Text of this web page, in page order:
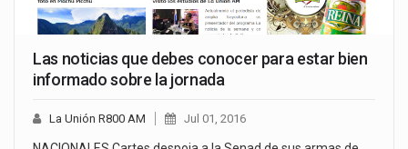
Las noticias que debes conocer para estar bien
informado sobre la jornada
La Unión R800 AM Jul 01, 2016